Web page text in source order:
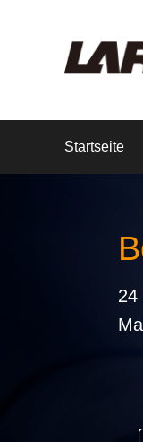
Startseite
24